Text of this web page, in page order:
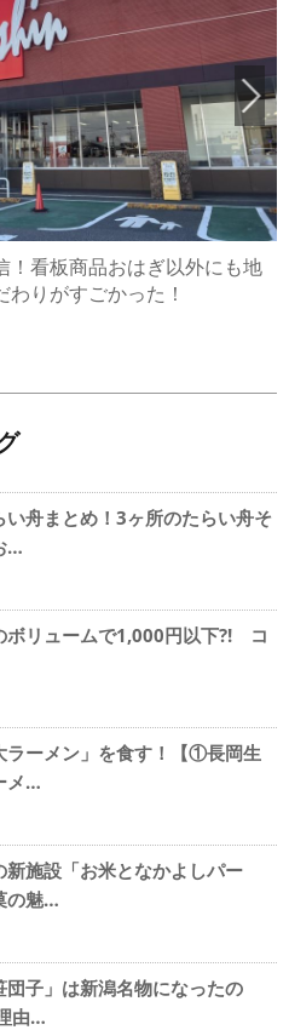
！看板商品おはぎ以外にも地
りがすごかった！
い舟まとめ！3ヶ所のたらい舟そ
…
ボリュームで1,000円以下?! コ
ラーメン」を食す！【①長岡生
メ…
新施設「お米となかよしパー
の魅…
団子」は新潟名物になったの
由…